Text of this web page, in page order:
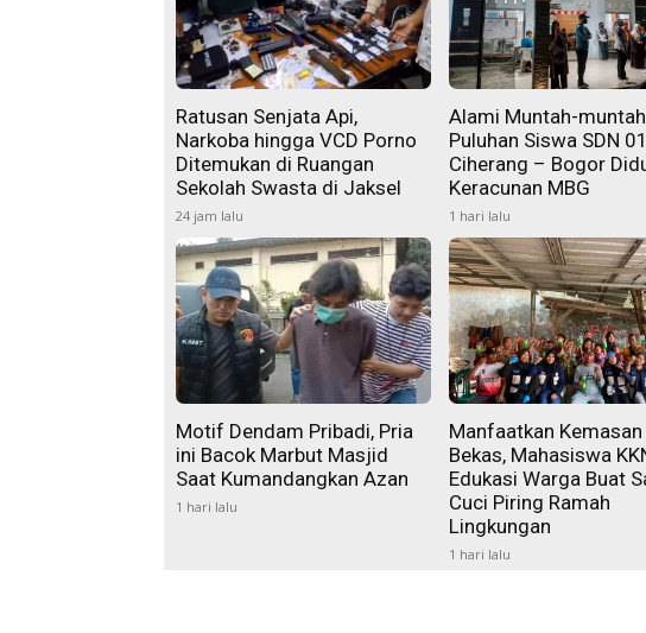
Ratusan Senjata Api,
Narkoba hingga VCD Porno
Ditemukan di Ruangan
Sekolah Swasta di Jaksel
24 jam lalu
Alami Muntah-
Puluhan Siswa SDN 01
Ciherang – Bogor
Keracunan MBG
1 hari lalu
Motif Dendam Pribadi, Pria
ini Bacok Marbut Masjid
Saat Kumandangkan Azan
1 hari lalu
Manfaatkan
Bekas, Mahasiswa
Edukasi Warga Buat
Cuci Piring Ramah
Lingkungan
1 hari lalu